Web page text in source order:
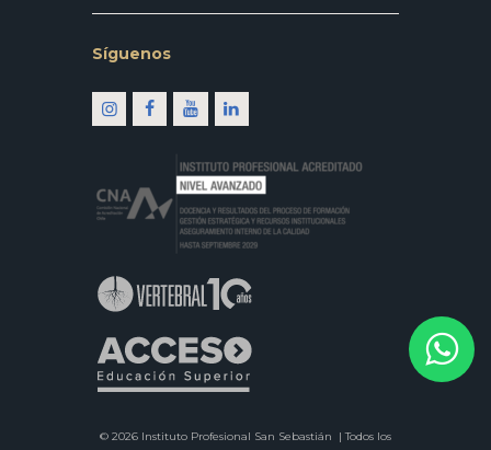
Síguenos
© 2026 Instituto Profesional San Sebastián |Todos los